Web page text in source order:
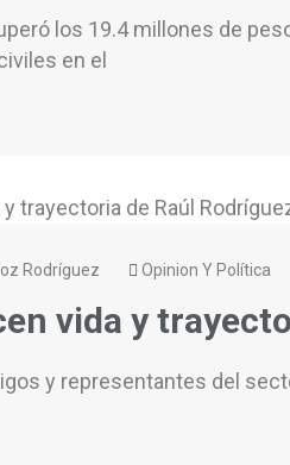
los 19.4 millones de
en el
Rodríguez Opinion Y Política
vida y
y representantes del